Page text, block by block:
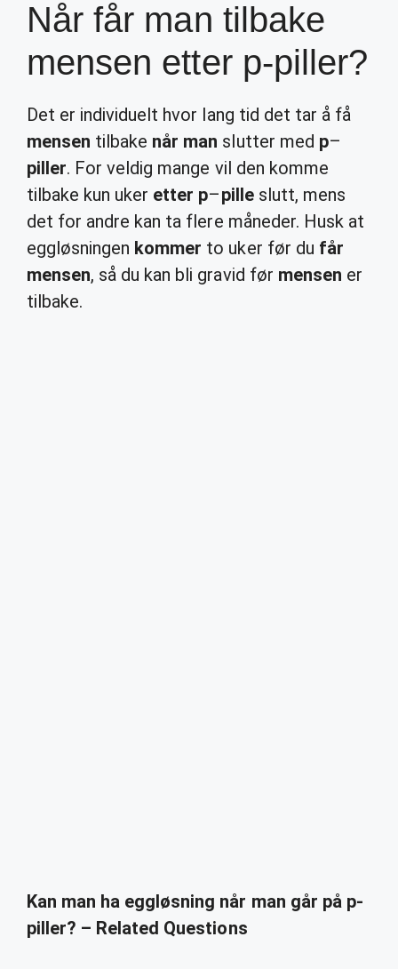
Når får man tilbake
mensen etter p-piller?
Det er individuelt hvor lang tid det tar å få
mensen tilbake når man slutter med p–
piller. For veldig mange vil den komme
tilbake kun uker etter p–pilleslutt, mens
det for andre kan ta flere måneder. Husk at
eggløsningen kommer to uker før du får
mensen, så du kan bli gravid før mensen er
tilbake.
Kan man ha eggløsning når man går på p-
piller? – Related Questions